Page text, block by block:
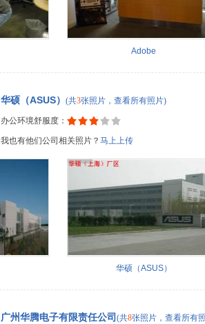
Adobe
华硕（ASUS） (共3张照片，查看所有照片)
办公环境舒服度：
我也有他们公司相关照片？ 马上上传
华硕（ASUS）
广州华腾电子有限责任公司 (共8张照片，查看所有